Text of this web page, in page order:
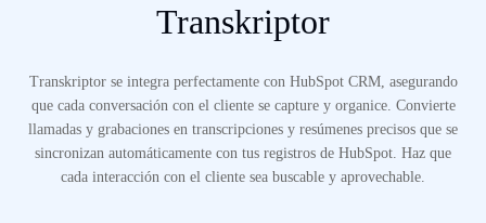
Transkriptor
Transkriptor se integra perfectamente con HubSpot CRM, asegurando
que cada conversación con el cliente se capture y organice. Convierte
llamadas y grabaciones en transcripciones y resúmenes precisos que se
sincronizan automáticamente con tus registros de HubSpot. Haz que
cada interacción con el cliente sea buscable y aprovechable.